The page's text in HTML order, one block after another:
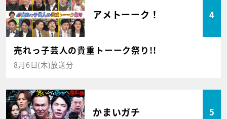
アメトーーク！ 4
売れっ子芸人の貴重トーーク祭り!!
8月6日(木)放送分
かまいガチ 5